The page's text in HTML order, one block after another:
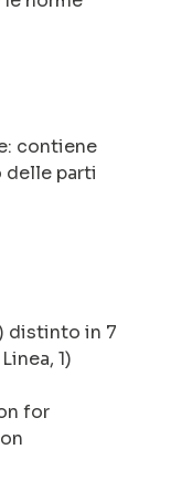
contiene
delle parti
distinto in 7
1)
for